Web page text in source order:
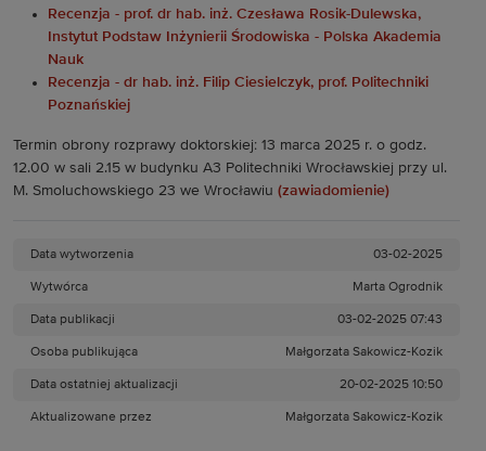
Recenzja - prof. dr hab. inż. Czesława Rosik-Dulewska,
Instytut Podstaw Inżynierii Środowiska - Polska Akademia
Nauk
Recenzja - dr hab. inż. Filip Ciesielczyk, prof. Politechniki
Poznańskiej
Termin obrony rozprawy doktorskiej: 13 marca 2025 r. o godz.
12.00 w sali 2.15 w budynku A3 Politechniki Wrocławskiej przy ul.
M. Smoluchowskiego 23 we Wrocławiu (zawiadomienie)
Data wytworzenia 03-02-2025
Wytwórca Marta Ogrodnik
Data publikacji 03-02-2025 07:43
Osoba publikująca Małgorzata Sakowicz-Kozik
Data ostatniej aktualizacji 20-02-2025 10:50
Aktualizowane przez Małgorzata Sakowicz-Kozik